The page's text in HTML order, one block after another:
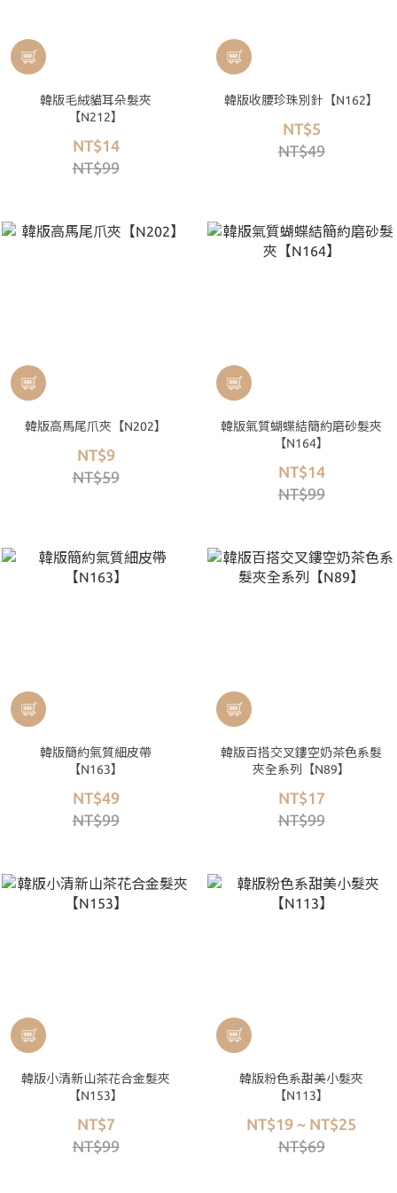
韓版毛絨貓耳朵髮夾
【N212】
NT$14
NT$99
韓版收腰珍珠別針【N162】
NT$5
NT$49
韓版高馬尾爪夾【N202】
NT$9
NT$59
韓版氣質蝴蝶結簡約磨砂髮夾
【N164】
NT$14
NT$99
韓版簡約氣質細皮帶
【N163】
NT$49
NT$99
韓版百搭交叉鏤空奶茶色系髮
夾全系列【N89】
NT$17
NT$99
韓版小清新山茶花合金髮夾
【N153】
NT$7
NT$99
韓版粉色系甜美小髮夾
【N113】
NT$19 ~ NT$25
NT$69